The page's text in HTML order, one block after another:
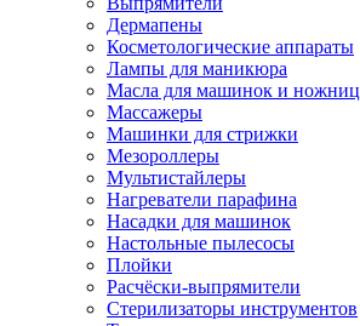
Дермапены
Косметологические аппараты
Лампы для маникюра
Масла для машинок и ножниц
Массажеры
Машинки для стрижки
Мезороллеры
Мультистайлеры
Нагреватели парафина
Насадки для машинок
Настольные пылесосы
Плойки
Расчёски-выпрямители
Стерилизаторы инструментов